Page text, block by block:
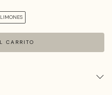
LIMONES